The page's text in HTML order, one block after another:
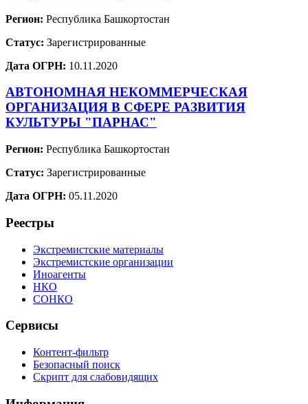
Регион: Республика Башкортостан
Статус: Зарегистрированные
Дата ОГРН: 10.11.2020
АВТОНОМНАЯ НЕКОММЕРЧЕСКАЯ
ОРГАНИЗАЦИЯ В СФЕРЕ РАЗВИТИЯ
КУЛЬТУРЫ "ПАРНАС"
Регион: Республика Башкортостан
Статус: Зарегистрированные
Дата ОГРН: 05.11.2020
Реестры
Экстремистские материалы
Экстремистские организации
Иноагенты
НКО
СОНКО
Сервисы
Контент-фильтр
Безопасный поиск
Скрипт для слабовидящих